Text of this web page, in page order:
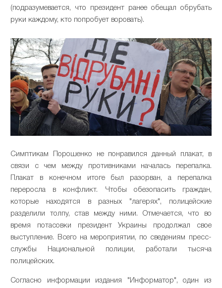
(подразумевается, что президент ранее обещал обрубать
руки каждому, кто попробует воровать).
Симптикам Порошенко не понравился данный плакат, в
связи с чем между противниками началась перепалка.
Плакат в конечном итоге был разорван, а перепалка
переросла в конфликт. Чтобы обезопасить граждан,
которые находятся в разных "лагерях", полицейские
разделили толпу, став между ними. Отмечается, что во
время потасовки президент Украины продолжал свое
выступление. Всего на мероприятии, по сведениям пресс-
службы Национальной полиции, работали тысяча
полицейских.
Согласно информации издания "Информатор", один из